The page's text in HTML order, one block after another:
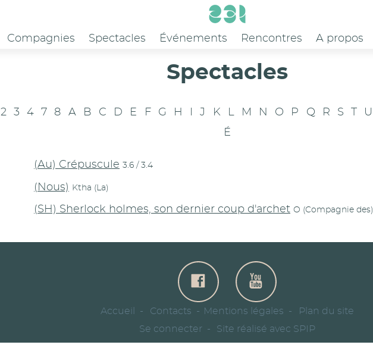
Compagnies Spectacles Événements Rencontres A propos
Spectacles
2 3 4 7 8 A B C D E F G H J K M N O P Q R S U
É
(Au) Crépuscule 3.6 / 3.4
(Nous) Ktha (La)
(SH) Sherlock holmes, son dernier coup d'archet O (Compagnie des)
Accueil Contacts Mentions légales
Plan du site
Se connecter
Site réalisé avec SPIP